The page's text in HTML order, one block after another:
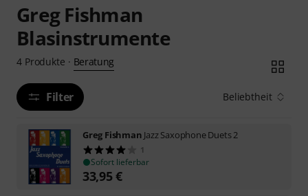
Greg Fishman
Blasinstrumente
4 Produkte · Beratung
Filter Beliebtheit
Greg Fishman Jazz Saxophone Duets 2
1
Sofort lieferbar
33,95€